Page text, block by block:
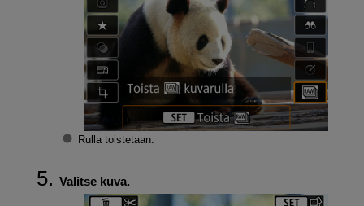
Rulla toistetaan.
Valitse kuva.